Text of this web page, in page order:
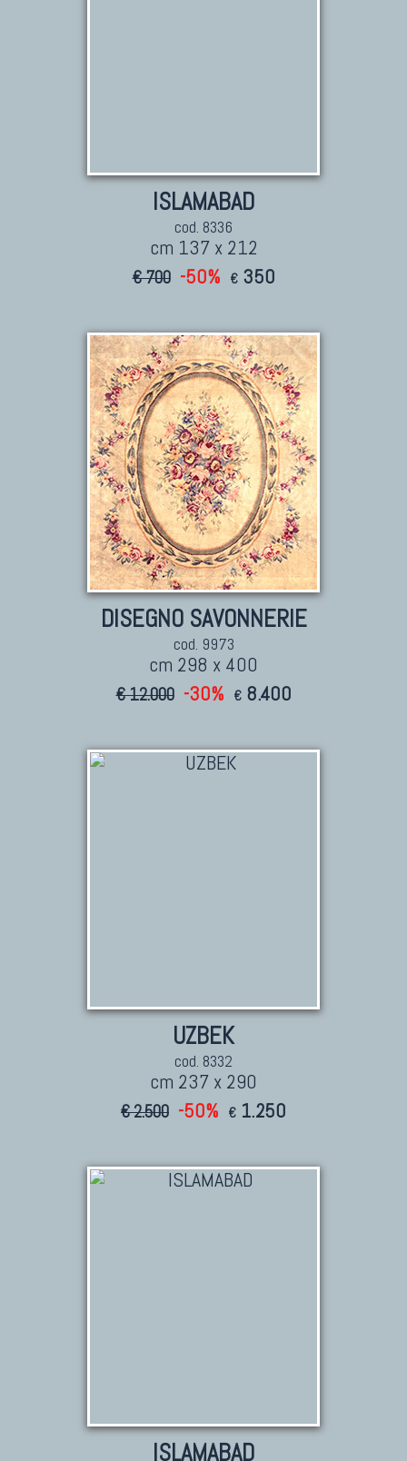
ISLAMABAD
cod. 8336
cm 137 x 212
€ 700 -50% € 350
DISEGNO SAVONNERIE
cod. 9973
cm 298 x 400
€ 12.000 -30% € 8.400
UZBEK
cod. 8332
cm 237 x 290
€ 2.500 -50% € 1.250
ISLAMABAD